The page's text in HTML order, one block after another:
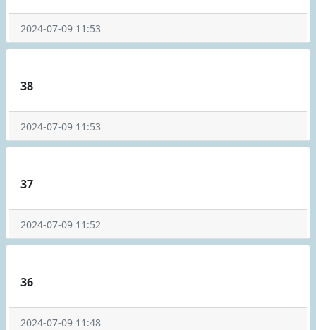
2024-07-09 11:53
38
2024-07-09 11:53
37
2024-07-09 11:52
36
2024-07-09 11:48